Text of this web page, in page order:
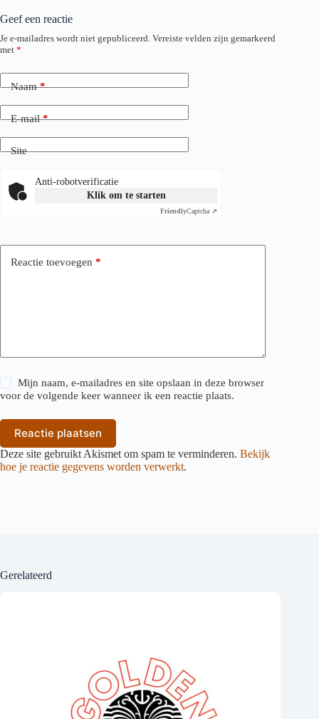
Geef een reactie
Je e-mailadres wordt niet gepubliceerd. Vereiste velden zijn gemarkeerd
met *
Naam*
E-mail*
Site
Anti-robotverificatie
Klik om te starten
FriendlyCaptcha ⇗
Reactie toevoegen *
Mijn naam, e-mailadres en site opslaan in deze browser
voor de volgende keer wanneer ik een reactie plaats.
Reactie plaatsen
Deze site gebruikt Akismet om spam te verminderen. Bekijk
hoe je reactie gegevens worden verwerkt.
Gerelateerd